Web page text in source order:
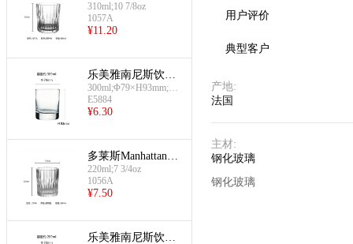
料杯(透明-310ml)
310ml;10 7/8oz
1057A
¥11.20
乐美雅南尼斯饮料
杯(威士忌杯300ml)
300ml;Φ79×H93mm;10
OZ
E5884
¥6.30
多莱斯Manhattan饮
料杯(透明-220ml)
220ml;7 3/4oz
1056A
¥7.50
乐美雅南尼斯饮料
用户评价
典型客户
产地:
法国
主材:
钢化玻璃
钢化玻璃